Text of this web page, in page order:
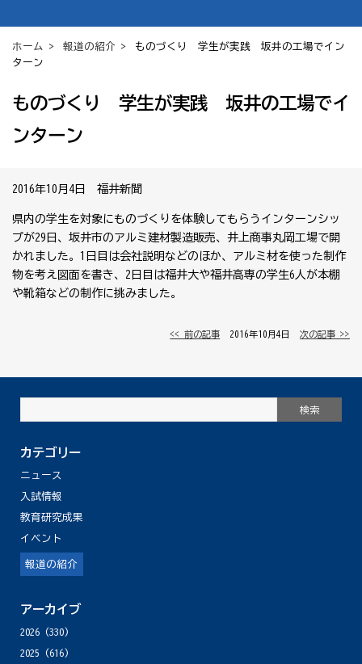
ホーム > 報道の紹介 > ものづくり 学生が実践 坂井の工場でイン
ターン
ものづくり 学生が実践 坂井の工場でイ
ンターン
2016年10月4日 福井新聞
県内の学生を対象にものづくりを体験してもらうインターンシッ
プが29日、坂井市のアルミ建材製造販売、井上商事丸岡工場で開
かれました。1日目は会社説明などのほか、アルミ材を使った制作
物を考え図面を書き、2日目は福井大や福井高専の学生6人が本棚
や靴箱などの制作に挑みました。
<< 前の記事 │ 2016年10月4日 │次の記事 >>
カテゴリー
ニュース
入試情報
教育研究成果
イベント
報道の紹介
アーカイブ
2026(330)
2025 (616)